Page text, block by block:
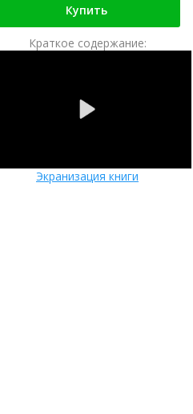
Купить
Краткое содержание:
Экранизация книги